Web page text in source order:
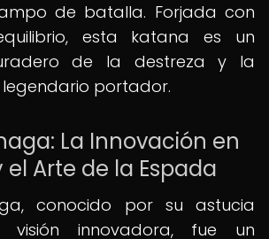
de batalla. Forjada con
esta katana es un
de la destreza y la
portador.
La Innovación en
el Arte de la Espada
conocido por su astucia
innovadora, fue un